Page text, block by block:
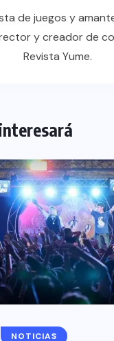
de juegos y
y creador de
Revista Yume.
NOTICIAS